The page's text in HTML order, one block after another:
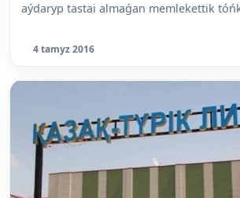
aýdaryp tastai almaǵan memlekettik
4 tamyz 2016